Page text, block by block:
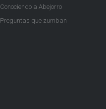
Conociendo a Abejorro
Preguntas que zumban